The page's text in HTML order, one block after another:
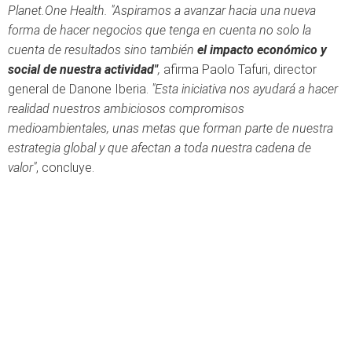
Planet.One Health. "Aspiramos a avanzar hacia una nueva
forma de hacer negocios que tenga en cuenta no solo la
cuenta de resultados sino también el impacto económico y
social de nuestra actividad", afirma Paolo Tafuri, director
general de Danone Iberia. "Esta iniciativa nos ayudará a hacer
realidad nuestros ambiciosos compromisos
medioambientales, unas metas que forman parte de nuestra
estrategia global y que afectan a toda nuestra cadena de
valor", concluye.